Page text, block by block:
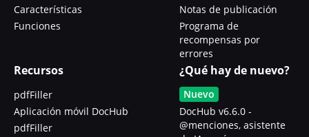
Características
Funciones
Notas de publicación
Programa de
recompensas por
errores
Recursos
pdfFiller
Aplicación móvil DocHub
pdfFiller
¿Qué hay de nuevo?
Nuevo
DocHub v6.6.0 -
@menciones, asistente